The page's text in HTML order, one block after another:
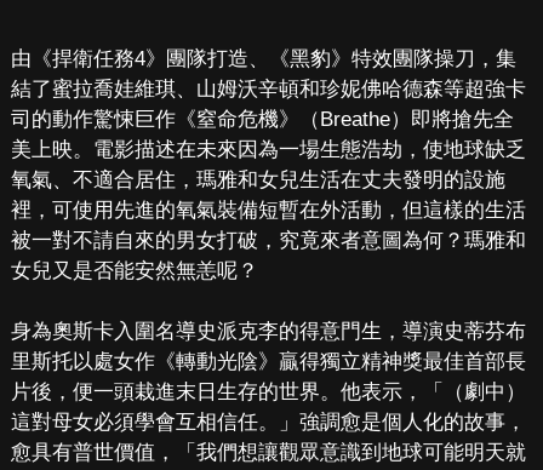
由《捍衛任務4》團隊打造、《黑豹》特效團隊操刀，集
結了蜜拉喬娃維琪、山姆沃辛頓和珍妮佛哈德森等超強卡
司的動作驚悚巨作《窒命危機》（Breathe）即將搶先全
美上映。電影描述在未來因為一場生態浩劫，使地球缺乏
氧氣、不適合居住，瑪雅和女兒生活在丈夫發明的設施
裡，可使用先進的氧氣裝備短暫在外活動，但這樣的生活
被一對不請自來的男女打破，究竟來者意圖為何？瑪雅和
女兒又是否能安然無恙呢？
身為奧斯卡入圍名導史派克李的得意門生，導演史蒂芬布
里斯托以處女作《轉動光陰》贏得獨立精神獎最佳首部長
片後，便一頭栽進末日生存的世界。他表示，「（劇中）
這對母女必須學會互相信任。」強調愈是個人化的故事，
愈具有普世價值，「我們想讓觀眾意識到地球可能明天就